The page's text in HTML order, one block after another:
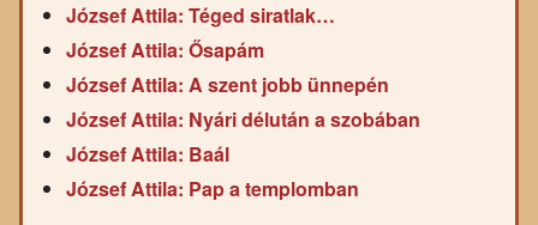
József Attila: Téged siratlak…
József Attila: Ősapám
József Attila: A szent jobb ünnepén
József Attila: Nyári délután a szobában
József Attila: Baál
József Attila: Pap a templomban